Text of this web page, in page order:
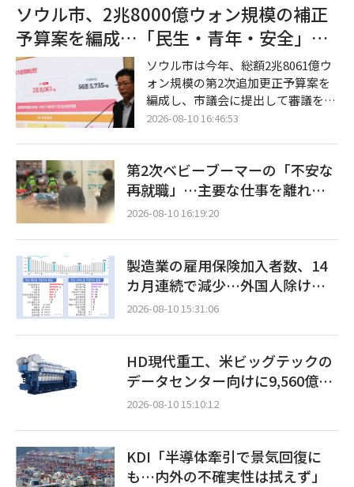
N」技術を実際の商用網データで試
験した結果、品質低下の発生頻度を
半分近く削減することに成功。次世
代の第6世代（6G）通信ネットワー
クの主導権争いに向けた歩みも加速
している。 サムスン電子は10日、N
TTドコモと共同開発したAI-RAN基
技術」の検証に成功したと発表し
た。 両社
ソウル市、2兆8000億ウォン規模の補正
予算案を編成…「民生・青年・安全」に
8100億ウォンを集中投資ソウル市は今年、総額2兆8061億ウ
ォン規模の第2次追加更正予算案を
編成し、市議会に提出して審議を要
請したと10日付の記者説明会で発表
が実感しにくい脆弱層の支援と未来
成長動力の確保に主眼が置かれてい
決されれば、ソウル市の今年の総予
算は56兆5735億ウォン規模に拡大す
る。全体の3分の2に相当する1兆869
8億ウォン（66.6%）は、前年度の
決算に伴う法定義務経費および自治
体・教育庁への支援、各種基金の積
2026-08-10 16:46:53
第2次ベビーブーマーの「不安な
再就職」…主要な仕事を離れた
後、臨時職が2倍近くに急増
2026-08-10 16:19:20
製造業の雇用保険加入者数、14
カ月連続で減少…外国人除けば1
万5000人減
2026-08-10 15:31:06
HD現代重工、米ビッグテックの
データセンター向けに9,560億ウ
ォン規模の発電設備を受注…
2026-08-10 15:10:12
KDI「半導体牽引で景気回復に
も…内外の不確実性は拭えず」